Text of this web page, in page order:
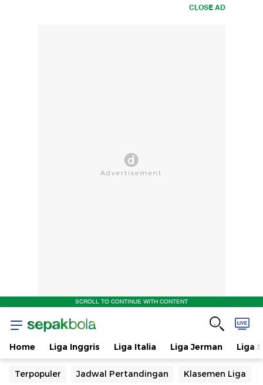
CLOSE AD
SCROLL TO CONTINUE WITH CONTENT
Home Liga Inggris Liga Italia Liga Jerman Liga
Terpopuler Jadwal Pertandingan Klasemen Liga